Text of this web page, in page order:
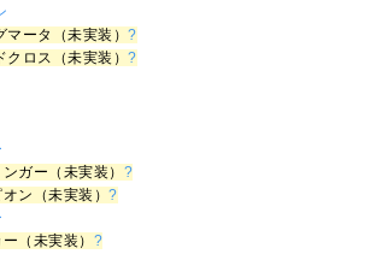
マータ（未実装）?
クロス（未実装）?
ガー（未実装） ?
オン（未実装）?
（未実装） ?